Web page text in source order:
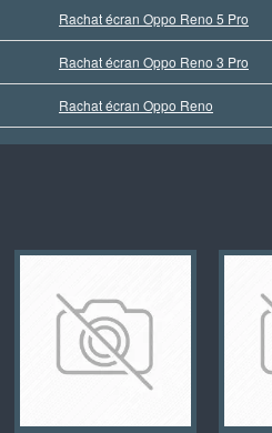
Rachat écran Oppo Reno 5 Pro
Rachat écran Oppo Reno 3 Pro
Rachat écran Oppo Reno